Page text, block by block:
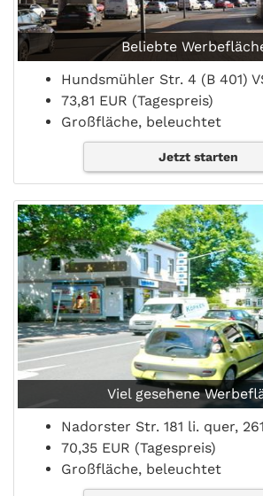
Beliebte
Hundsmühler Str. 4 (B 401)
73,81 EUR (Tagespreis)
Großfläche, beleuchtet
Jetzt starten
Viel gesehene
Nadorster Str. 181 li. quer,
70,35 EUR (Tagespreis)
Großfläche, beleuchtet